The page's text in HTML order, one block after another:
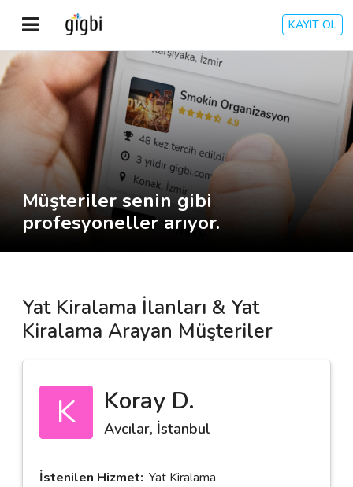
KAYIT OL
Anasayfa
Giriş Yap
Kayıt Ol
Kategoriler
🧐 Nasıl Çalışır?
Müşteri Değerlendirmeleri
İletişim
Kariyer
Müşteriler senin gibi
profesyoneller arıyor.
Yat Kiralama İlanları & Yat
Kiralama Arayan Müşteriler
K Koray D.
Avcılar, İstanbul
İstenilen Hizmet: Yat Kiralama